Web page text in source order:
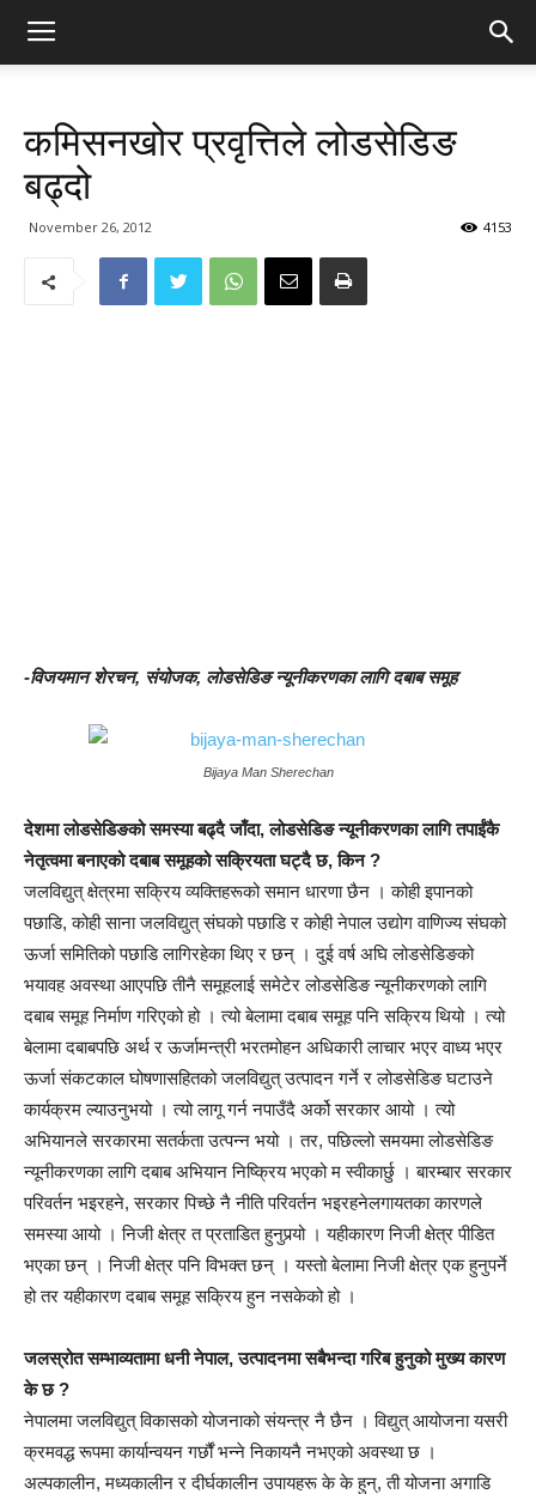
कमिसनखोर प्रवृत्तिले लोडसेडिङ
बढ्दो
November 26, 2012 4153
-विजयमान शेरचन, संयोजक, लोडसेडिङ न्यूनीकरणका लागि दबाब समूह
Bijaya Man Sherechan
देशमा लोडसेडिङको समस्या बढ्दै जाँदा, लोडसेडिङ न्यूनीकरणका लागि तपाईंकै
नेतृत्वमा बनाएको दबाब समूहको सक्रियता घट्दै छ, किन ?
जलविद्युत् क्षेत्रमा सक्रिय व्यक्तिहरूको समान धारणा छैन । कोही इपानको
पछाडि, कोही साना जलविद्युत् संघको पछाडि र कोही नेपाल उद्योग वाणिज्य संघको
ऊर्जा समितिको पछाडि लागिरहेका थिए र छन् । दुई वर्ष अघि लोडसेडिङको
भयावह अवस्था आएपछि तीनै समूहलाई समेटेर लोडसेडिङ न्यूनीकरणको लागि
दबाब समूह निर्माण गरिएको हो । त्यो बेलामा दबाब समूह पनि सक्रिय थियो । त्यो
बेलामा दबाबपछि अर्थ र ऊर्जामन्त्री भरतमोहन अधिकारी लाचार भएर वाध्य भएर
ऊर्जा संकटकाल घोषणासहितको जलविद्युत् उत्पादन गर्ने र लोडसेडिङ घटाउने
कार्यक्रम ल्याउनुभयो । त्यो लागू गर्न नपाउँदै अर्को सरकार आयो । त्यो
अभियानले सरकारमा सतर्कता उत्पन्न भयो । तर, पछिल्लो समयमा लोडसेडिङ
न्यूनीकरणका लागि दबाब अभियान निष्क्रिय भएको म स्वीकार्छु । बारम्बार सरकार
परिवर्तन भइरहने, सरकार पिच्छे नै नीति परिवर्तन भइरहनेलगायतका कारणले
समस्या आयो । निजी क्षेत्र त प्रताडित हुनुपर्‍यो । यहीकारण निजी क्षेत्र पीडित
भएका छन् । निजी क्षेत्र पनि विभक्त छन् । यस्तो बेलामा निजी क्षेत्र एक हुनुपर्ने
हो तर यहीकारण दबाब समूह सक्रिय हुन नसकेको हो ।
जलस्रोत सम्भाव्यतामा धनी नेपाल, उत्पादनमा सबैभन्दा गरिब हुनुको मुख्य कारण
के छ ?
नेपालमा जलविद्युत् विकासको योजनाको संयन्त्र नै छैन । विद्युत् आयोजना यसरी
क्रमवद्ध रूपमा कार्यान्वयन गर्छौं भन्ने निकायनै नभएको अवस्था छ ।
अल्पकालीन, मध्यकालीन र दीर्घकालीन उपायहरू के के हुन्, ती योजना अगाडि